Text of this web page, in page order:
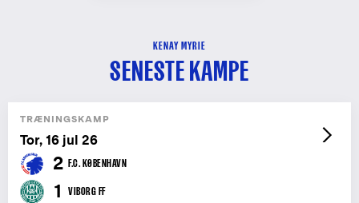
KENAY MYRIE
SENESTE KAMPE
TRÆNINGSKAMP
Tor, 16 jul 26
2 F.C. KØBENHAVN
1 VIBORG FF